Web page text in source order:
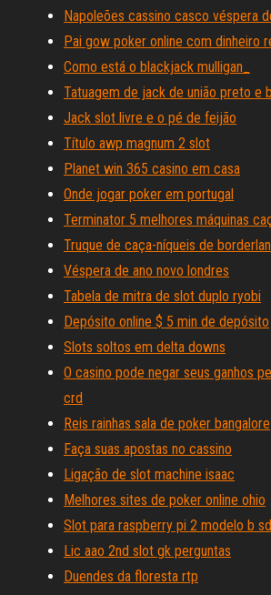
Napoleões cassino casco véspera
Pai gow poker online com dinheiro
Como está o blackjack mulligan_
Tatuagem de jack de união preto e
Jack slot livre e o pé de feijão
Título awp magnum 2 slot
Planet win 365 casino em casa
Onde jogar poker em portugal
Terminator 5 melhores máquinas
Truque de caça-níqueis de
Véspera de ano novo londres
Tabela de mitra de slot duplo ryobi
Depósito online $ 5 min de depósito
Slots soltos em delta downs
O casino pode negar seus ganhos
crd
Reis rainhas sala de poker bangalore
Faça suas apostas no cassino
Ligação de slot machine isaac
Melhores sites de poker online ohio
Slot para raspberry pi 2 modelo b sd
Lic aao 2nd slot gk perguntas
Duendes da floresta rtp